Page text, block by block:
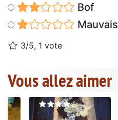
Bof
Mauvais
3/5, 1 vote
Vous allez aimer